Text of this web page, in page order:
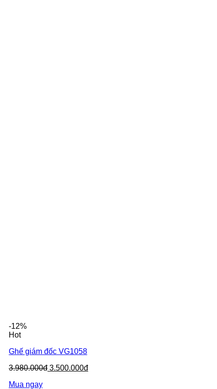
-12%
Hot
Ghế giám đốc VG1058
3.980.000đ 3.500.000đ
Mua ngay